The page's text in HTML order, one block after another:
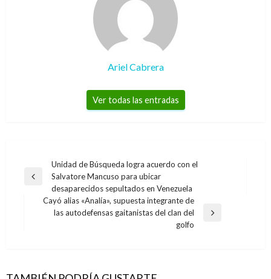
Ariel Cabrera
Ver todas las entradas
Navegación
de
entradas
Entrada
Unidad de Búsqueda logra acuerdo con el
Salvatore Mancuso para ubicar
desaparecidos sepultados en Venezuela
Entrada
Cayó alias «Analía», supuesta integrante de
las autodefensas gaitanistas del clan del
golfo